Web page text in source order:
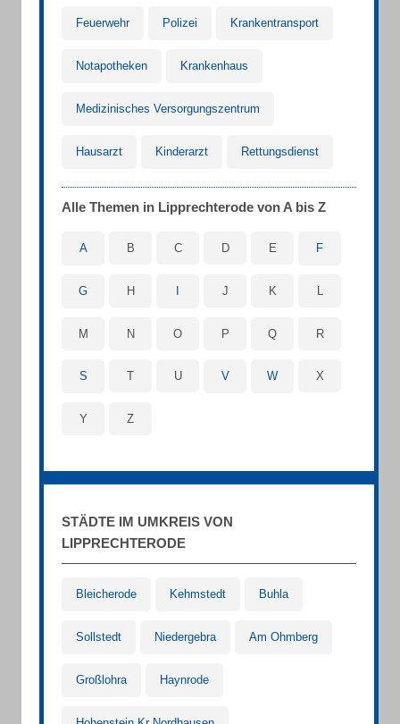
Feuerwehr Polizei Krankentransport
Notapotheken Krankenhaus
Medizinisches Versorgungszentrum
Hausarzt Kinderarzt Rettungsdienst
Alle Themen in Lipprechterode von A bis Z
A B C D E F
G H J K L
M N O P Q R
S T U V W X
Y Z
STÄDTE IM UMKREIS VON
LIPPRECHTERODE
Bleicherode Kehmstedt Buhla
Sollstedt Niedergebra Am Ohmberg
Großlohra Haynrode